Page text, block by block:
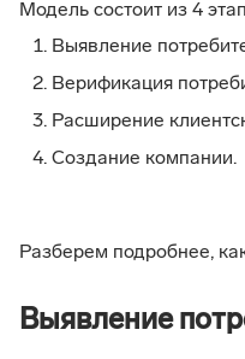
Модель состоит из 4
Выявление
Верификация
Расширение
Создание компании.
Разберем подробнее,
Выявление